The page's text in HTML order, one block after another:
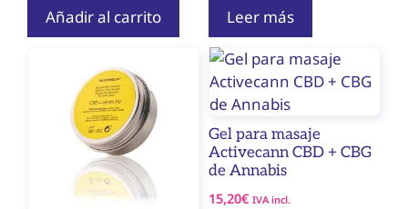
Añadir al carrito Leer más
Gel para masaje
Activecann CBD + CBG
de Annabis
15,20€ IVA incl.